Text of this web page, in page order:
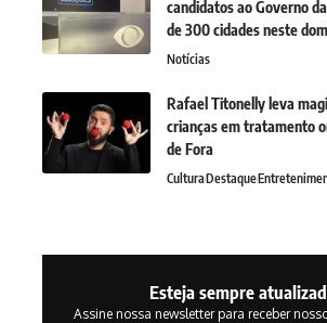
candidatos ao Governo
de 300 cidades neste
Notícias
Rafael Titonelly leva
crianças em tratamento
de Fora
CulturaDestaque
Esteja sempre
Assine nossa newsletter para receber